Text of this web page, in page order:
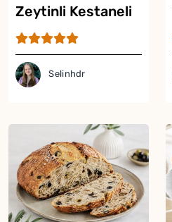
Zeytinli Kestaneli
Ekmek Tarifi
Selinhdr